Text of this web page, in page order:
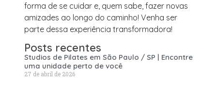
forma de se cuidar e, quem sabe, fazer novas
amizades ao longo do caminho! Venha ser
parte dessa experiência transformadora!
Posts recentes
Studios de Pilates em São Paulo / SP | Encontre
uma unidade perto de você
27 de abril de 2026